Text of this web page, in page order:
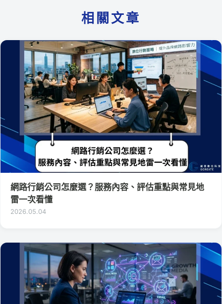
相關文章
網路行銷公司怎麼選？服務內容、評估重點與常見地
雷一次看懂
2026.05.04